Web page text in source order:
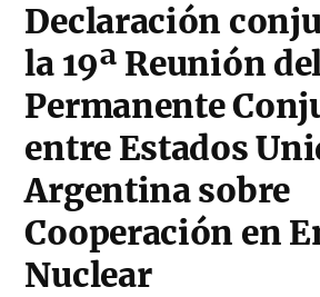
Declaración
la 19ª Reunión
Permanente
entre Estados
Argentina sobre
Cooperación en
Nuclear